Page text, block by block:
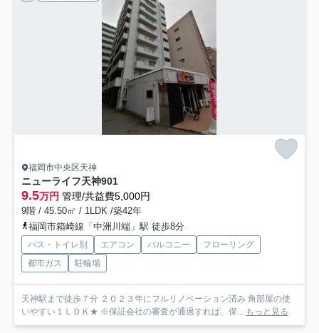
福岡市中央区天神
ニューライフ天神901
9.5万円 管理/共益費5,000円
9階 / 45.50㎡ / 1LDK /築42年
福岡市箱崎線「中洲川端」駅 徒歩8分
バス・トイレ別 エアコン バルコニー
フローリング
都市ガス
駐輪場
天神駅まで徒歩７分 ２０２３年にフルリノベーション済み 角部屋の使
いやすい１ＬＤＫ★ ※保証会社の審査が通過すれば、保...
もっと見る